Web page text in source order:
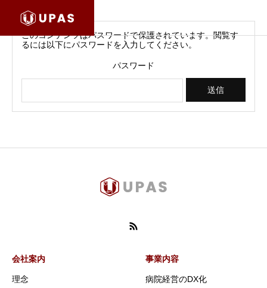
このコンテンツはパスワードで保護されています。閲覧す
るには以下にパスワードを入力してください。
パスワード
会社案内
理念
事業内容
病院経営のDX化